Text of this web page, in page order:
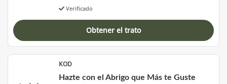
Verificado
Obtener el trato
KOD
Hazte con el Abrigo que Más te Guste